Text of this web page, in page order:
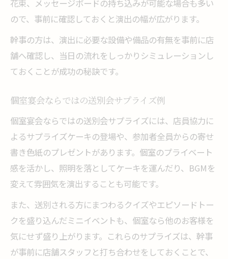
花束、メッセージボードの持ち込みが可能な場合も多い
ので、事前に確認しておくと演出の幅が広がります。
幹事の方は、演出に必要な設備や備品の有無を事前に店
舗へ確認し、当日の流れをしっかりシミュレーションし
ておくことが成功の秘訣です。
個室宴会ならではの送別会サプライズ例
個室宴会ならではの送別会サプライズには、店員協力に
よるサプライズケーキの登場や、参加者全員からの寄せ
書き色紙のプレゼントがあります。個室のプライベート
感を活かし、照明を落としてケーキを運んだり、BGMを
変えて雰囲気を演出することも可能です。
また、送別される方にまつわるクイズやエピソードトー
クを盛り込んだミニイベントも、個室なら他のお客様を
気にせず盛り上がります。これらのサプライズは、幹事
が事前に店舗スタッフと打ち合わせをしておくことで、